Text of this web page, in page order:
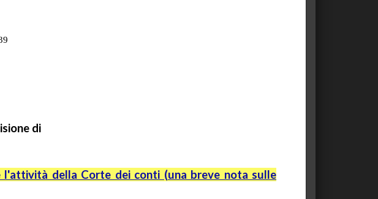
di
l'attività della Corte dei conti (una breve nota sulle